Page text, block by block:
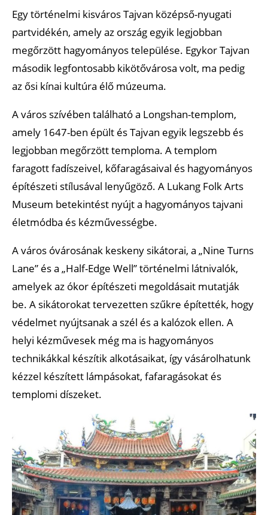
Egy történelmi kisváros Tajvan középső-nyugati
partvidékén, amely az ország egyik legjobban
megőrzött hagyományos települése. Egykor Tajvan
második legfontosabb kikötővárosa volt, ma pedig
az ősi kínai kultúra élő múzeuma.
A város szívében található a Longshan-templom,
amely 1647-ben épült és Tajvan egyik legszebb és
legjobban megőrzött temploma. A templom
faragott fadíszeivel, kőfaragásaival és hagyományos
építészeti stílusával lenyűgöző. A Lukang Folk Arts
Museum betekintést nyújt a hagyományos tajvani
életmódba és kézművességbe.
A város óvárosának keskeny sikátorai, a „Nine Turns
Lane” és a „Half-Edge Well” történelmi látnivalók,
amelyek az ókor építészeti megoldásait mutatják
be. A sikátorokat tervezetten szűkre építették, hogy
védelmet nyújtsanak a szél és a kalózok ellen. A
helyi kézművesek még ma is hagyományos
technikákkal készítik alkotásaikat, így vásárolhatunk
kézzel készített lámpásokat, fafaragásokat és
templomi díszeket.